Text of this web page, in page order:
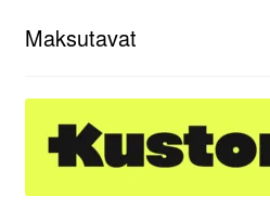
Maksutavat